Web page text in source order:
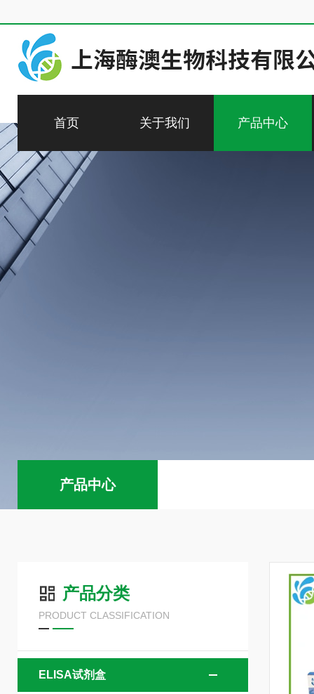
首页 关于我们 产品中心
产品中心
产品分类
PRODUCT CLASSIFICATION
ELISA试剂盒